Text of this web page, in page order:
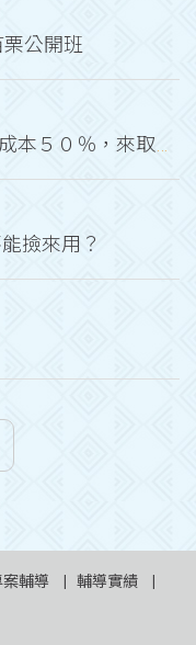
公開班
撿來用？
案輔導
輔導實績